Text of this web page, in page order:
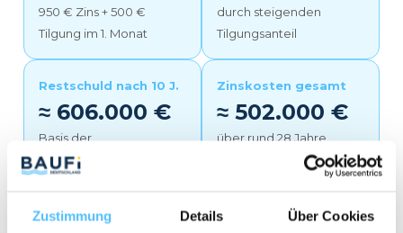
Zustimmung Details Über Cookies
950 € Zins + 500 €
Tilgung im 1. Monat
durch steigenden
Tilgungsanteil
Restschuld nach 10 J.
≈ 606.000 €
Basis der
Anschlussfinanzierung
Zinskosten gesamt
≈ 502.000 €
über rund 28 Jahre
Anfangs fließt der größere Teil der Rate in die